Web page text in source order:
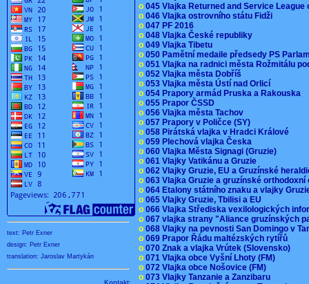
text: Petr Exner
design: Petr Exner
translation: Jaroslav Martykán
Kontakt:
o 045 Vlajka Returned and Service
o 046 Vlajka ostrovního státu Fidži
o 047 PF 2016
o 048 Vlajka České republiky
o 049 Vlajka Tibetu
o 050 Pamětní medaile předsedy PS
o 051 Vlajka na radnici města Rožmitálu
o 052 Vlajka města Dobříš
o 053 Vlajka města Ústí nad Orlicí
o 054 Prapory armád Pruska a Rakouska
o 055 Prapor ČSSD
o 056 Vlajka města Tachov
o 057 Prapory v Poličce (SY)
o 058 Pirátská vlajka v Hradci Králové
o 059 Plechová vlajka Česka
o 060 Vlajka Města Signagi (Gruzie)
o 061 Vlajky Vatikánu a Gruzie
o 062 Vlajky Gruzie, EU a Gruzínské
o 063 Vlajka Gruzie a gruzínské
o 064 Etalony státního znaku a vlajky
o 065 Vlajky Gruzie, Tbilisi a EU
o 066 Vlajka Střediska vexilologických
o 067 vlajka strany "Aliance gruzínských
o 068 Vlajky na pevnosti San Domingo v
o 069 Prapor Řádu maltézských rytířů
o 070 Znak a vlajka Vrútek (Slovensko)
o 071 Vlajka obce Vyšní Lhoty (FM)
o 072 Vlajka obce Nošovice (FM)
o 073 Vlajky Tanzanie a Zanzibaru